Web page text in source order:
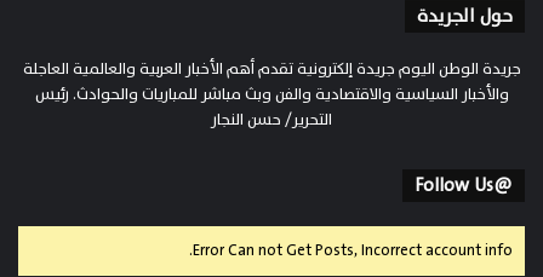
حول الجريدة
جريدة الوطن اليوم جريدة إلكترونية تقدم أهم الأخبار العربية والعالمية العاجلة
والأخبار السياسية والاقتصادية والفن وبث مباشر للمباريات والحوادث. رئيس
التحرير/ حسن النجار
@Follow Us
Error Can not Get Posts, Incorrect account info.